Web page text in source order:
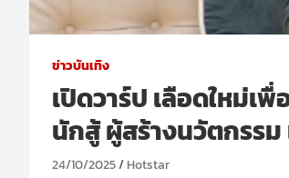
ข่าวบันเทิง
เปิดวาร์ป เลือดใหม่เ
นักสู้ ผู้สร้างนวัตกรรม
24/10/2025 Hotstar